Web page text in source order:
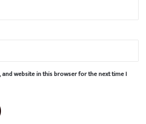
and website in this browser for the next time I